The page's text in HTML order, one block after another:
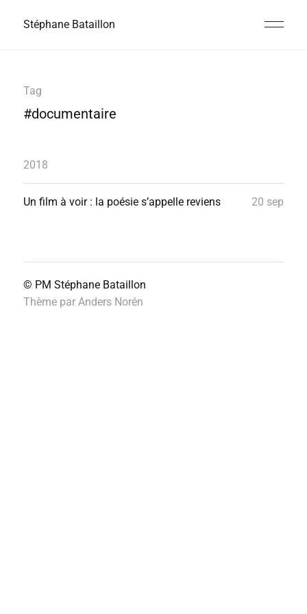
Stéphane Bataillon
Tag
#documentaire
2018
Un film à voir : la poésie s’appelle reviens 20 sep
© PM Stéphane Bataillon
Thème par Anders Norén